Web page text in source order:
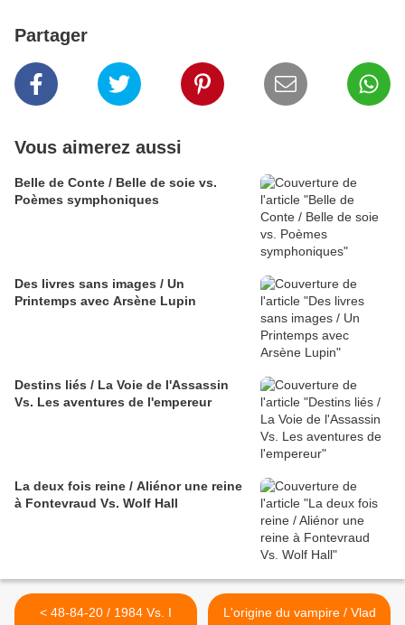
Partager
Vous aimerez aussi
Belle de Conte / Belle de soie vs.
Poèmes symphoniques
Des livres sans images / Un
Printemps avec Arsène Lupin
Destins liés / La Voie de l'Assassin
Vs. Les aventures de l'empereur
La deux fois reine / Aliénor une reine
à Fontevraud Vs. Wolf Hall
< 48-84-20 / 1984 Vs. I
L'origine du vampire / Vlad